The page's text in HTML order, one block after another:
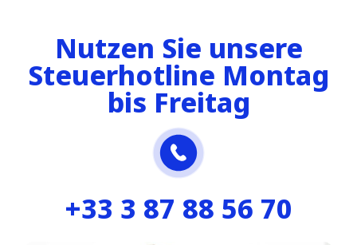
Nutzen Sie unsere
Steuerhotline Montag
bis Freitag
+33 3 87 88 56 70